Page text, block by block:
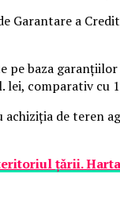
Garantare a
baza
lei, comparativ
achiziţia de teren
ţării.